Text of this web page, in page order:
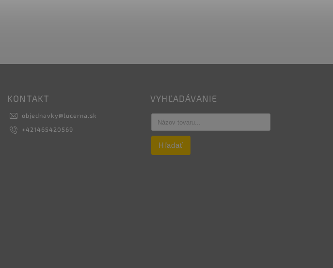
KONTAKT
objednavky@lucerna.sk
+421465420569
VYHĽADÁVANIE
Hľadať